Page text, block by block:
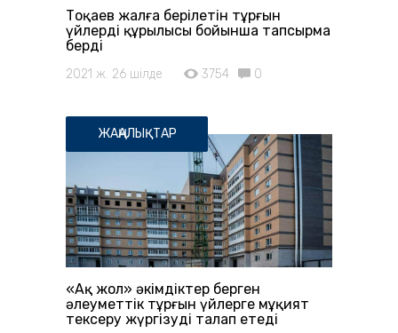
Тоқаев жалға берілетін тұрғын
үйлердің құрылысы бойынша тапсырма
берді
2021 ж. 26 шілде 3754 0
ЖАҢАЛЫҚТАР
«Ақ жол» әкімдіктер берген
әлеуметтік тұрғын үйлерге мұқият
тексеру жүргізуді талап етеді